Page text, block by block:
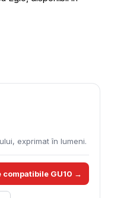
exprimat în lumeni.
GU10 →